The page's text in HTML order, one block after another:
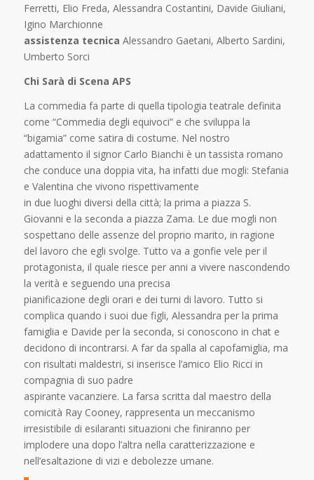
Ferretti, Elio Freda, Alessandra Costantini, Davide Giuliani,
Igino Marchionne
assistenza tecnica Alessandro Gaetani, Alberto Sardini,
Umberto Sorci
Chi Sarà di Scena APS
La commedia fa parte di quella tipologia teatrale definita
come “Commedia degli equivoci” e che sviluppa la
“bigamia” come satira di costume. Nel nostro
adattamento il signor Carlo Bianchi è un tassista romano
che conduce una doppia vita, ha infatti due mogli: Stefania
e Valentina che vivono rispettivamente
in due luoghi diversi della città; la prima a piazza S.
Giovanni e la seconda a piazza Zama. Le due mogli non
sospettano delle assenze del proprio marito, in ragione
del lavoro che egli svolge. Tutto va a gonfie vele per il
protagonista, il quale riesce per anni a vivere nascondendo
la verità e seguendo una precisa
pianificazione degli orari e dei turni di lavoro. Tutto si
complica quando i suoi due figli, Alessandra per la prima
famiglia e Davide per la seconda, si conoscono in chat e
decidono di incontrarsi. A far da spalla al capofamiglia, ma
con risultati maldestri, si inserisce l’amico Elio Ricci in
compagnia di suo padre
aspirante vacanziere. La farsa scritta dal maestro della
comicità Ray Cooney, rappresenta un meccanismo
irresistibile di esilaranti situazioni che finiranno per
implodere una dopo l’altra nella caratterizzazione e
nell’esaltazione di vizi e debolezze umane.